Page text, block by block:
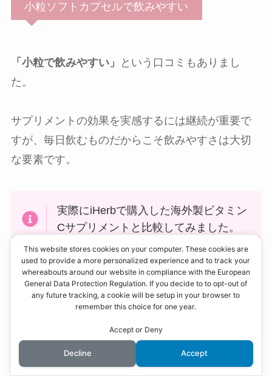
小粒ソフトカプセルで飲みやすい
「小粒で飲みやすい」
という口コミもありまし
た。
サプリメントの効果を実感するには継続が重要で
すが、毎日飲むものだからこそ飲みやすさは大切
な要素です。
実際にiHerbで購入した海外製ビタミン
Cサプリメントと比較してみました。
This website stores cookies on your computer. These cookies are
used to provide a more personalized experience and to track your
whereabouts around our website in compliance with the European
General Data Protection Regulation. If you decide to to opt-out of
any future tracking, a cookie will be setup in your browser to
remember this choice for one year.
Accept or Deny
Decline Accept